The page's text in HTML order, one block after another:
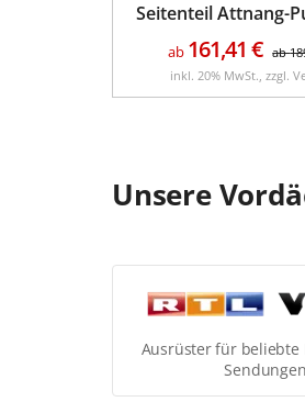
Seitenteil Attnang-
ab 161,41 € ab
inkl. 20% MwSt., zzgl.
Unsere
Ausrüster für beliebte
Sendungen